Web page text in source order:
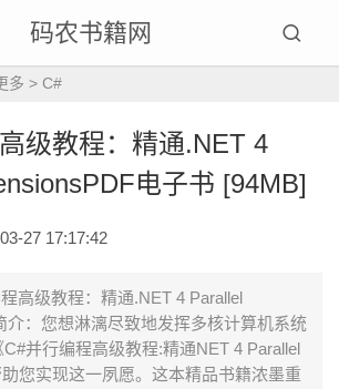
码农书籍网
多 > C#
级教程：精通.NET 4
电子书 [94MB]
27 17:17:42
程高级教程：精通.NET 4 Parallel
介：您想淋漓尽致地发挥多核计算机系统
并行编程高级教程:精通NET 4 Parallel
您实现这一夙愿。这本精品书籍浓墨重